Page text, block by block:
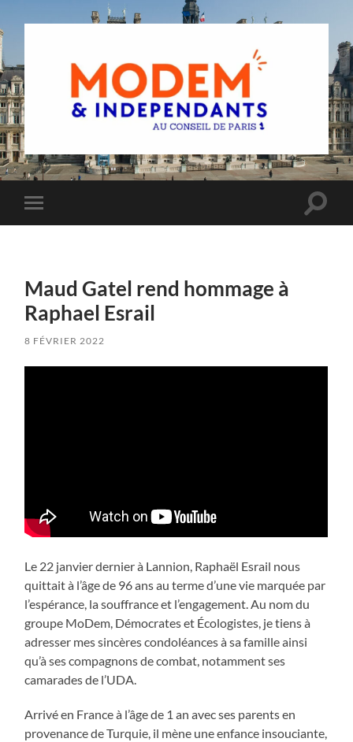
Groupe
MoDem
et
de
Toggle
mobile
Toggle
Maud Gatel rend hommage à
Raphael Esrail
8 FÉVRIER 2022
Le 22 janvier dernier à Lannion, Raphaël Esrail nous
quittait à l’âge de 96 ans au terme d’une vie marquée par
l’espérance, la souffrance et l’engagement. Au nom du
groupe MoDem, Démocrates et Écologistes, je tiens à
adresser mes sincères condoléances à sa famille ainsi
qu’à ses compagnons de combat, notamment ses
camarades de l’UDA.
Arrivé en France à l’âge de 1 an avec ses parents en
provenance de Turquie, il mène une enfance insouciante,